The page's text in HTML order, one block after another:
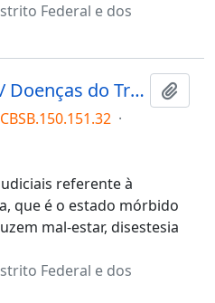
Federal e dos
151.32 - Acidentária/ Doenças do Trabalho/ Disacusia
·
referente à
que é o estado mórbido
mal-estar, disestesia
Federal e dos